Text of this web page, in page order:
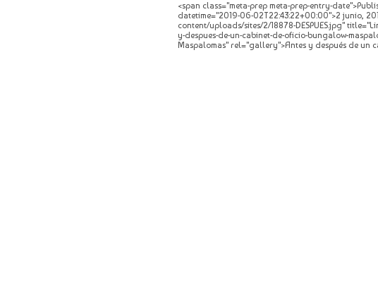
<span class="meta-prep meta-prep-entry-
datetime="2019-06-02T22:43:22+00:00">2 junio,
content/uploads/sites/2/18878-DESPUES.jpg"
y-despues-de-un-cabinet-de-oficio-bungalow-
Maspalomas" rel="gallery">Antes y después de un